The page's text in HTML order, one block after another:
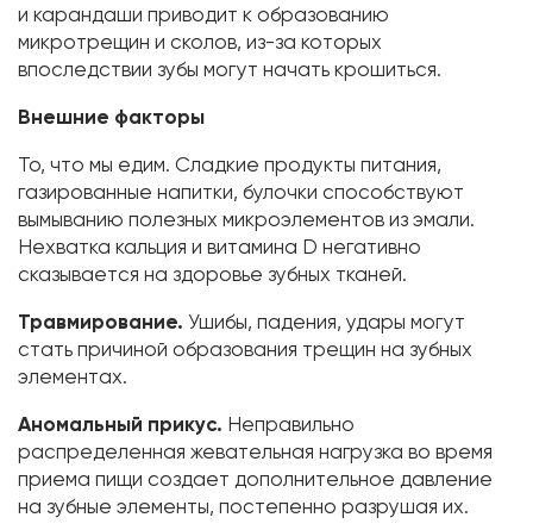
и карандаши приводит к образованию
микротрещин и сколов, из-за которых
впоследствии зубы могут начать крошиться.
Внешние факторы
То, что мы едим. Сладкие продукты питания,
газированные напитки, булочки способствуют
вымыванию полезных микроэлементов из эмали.
Нехватка кальция и витамина D негативно
сказывается на здоровье зубных тканей.
Травмирование. Ушибы, падения, удары могут
стать причиной образования трещин на зубных
элементах.
Аномальный прикус. Неправильно
распределенная жевательная нагрузка во время
приема пищи создает дополнительное давление
на зубные элементы, постепенно разрушая их.